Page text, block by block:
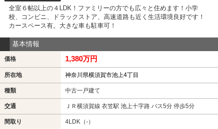
全室６帖以上の４LDK！ファミリーの方でも広々と住めます！小学
校、コンビニ、ドラックストア、高速道路も近く生活環境良好です！
カースペース有。大きな車も駐車可！
基本情報
価格 1,380万円
所在地 神奈川県横須賀市池上4丁目
種類 中古一戸建て
交通 ＪＲ横須賀線 衣笠駅 池上十字路 バス5分 停歩5分
間取り 4LDK（-）